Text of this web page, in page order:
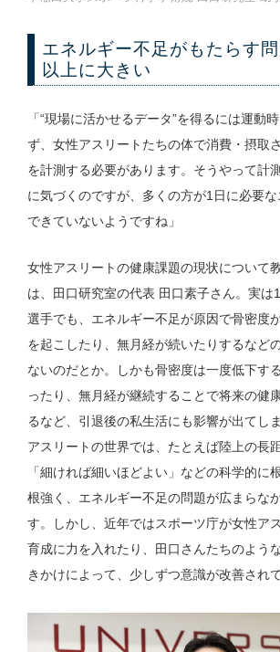
エネルギー不足がもたらす
以上に大きい
「“現場に活かせるデータ”を得るには運動
ず、女性アスリートたちの体で消費・摂取
を計測する必要があります。そうやって計
に気づくのですが、多くの方が1日に必要
できていないようですね」
女性アスリートの健康課題の現状について
は、田口研究室の代表 田口素子さん。実は
選手でも、エネルギー不足が原因で骨密度
を起こしたり、無月経が続いたりするなど
ないのだとか。しかも骨密度は一度低下す
ったり、無月経が継続することで将来の健
るなど、引退後の私生活にも影響が出てし
アスリートの世界では、たとえば陸上の長
「細ければ細いほどよい」などの科学的に
根強く、エネルギー不足の問題が広まらな
す。しかし、近年ではスポーツ庁が女性ア
育成に力を入れたり、田口さんたちのよう
きかけによって、少しずつ意識が改善され